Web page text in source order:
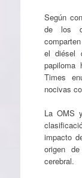
Según
de los
el diésel
papiloma
Times
nocivas
La OMS
impacto
origen
cerebral.